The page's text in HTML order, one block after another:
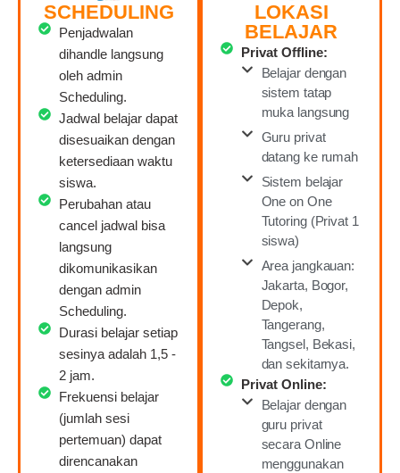
SCHEDULING
Penjadwalan
dihandle langsung
oleh admin
Scheduling.
Jadwal belajar dapat
disesuaikan dengan
ketersediaan waktu
siswa.
Perubahan atau
cancel jadwal bisa
langsung
dikomunikasikan
dengan admin
Scheduling.
Durasi belajar setiap
sesinya adalah 1,5 -
2 jam.
Frekuensi belajar
(jumlah sesi
pertemuan) dapat
direncanakan
LOKASI
BELAJAR
Privat Offline:
Belajar dengan
sistem tatap
muka langsung
Guru privat
datang ke rumah
Sistem belajar
One on One
Tutoring (Privat 1
siswa)
Area jangkauan:
Jakarta, Bogor,
Depok,
Tangerang,
Tangsel, Bekasi,
dan sekitarnya.
Privat Online:
Belajar dengan
guru privat
secara Online
menggunakan